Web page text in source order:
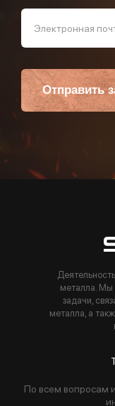
Электронная
Отправить
Пользуясь данной
металла.
задачи,
металла, а
По всем вопросам